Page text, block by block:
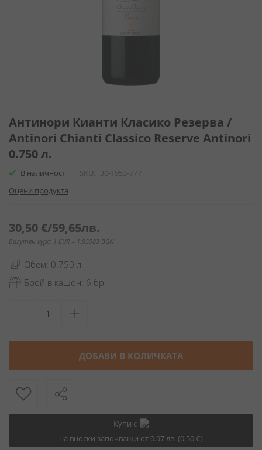
към
началото
на
галерия
снимки
Антинори Кианти Класико Резерва /
Antinori Chianti Classico Reserve Antinori
0.750 л.
В наличност SKU
30-1953-777
Оцени продукта
30,50 €/59,65лв.
Валутен курс: 1 EUR = 1.95583 BGN
Обем: 0.750 л.
Брой в кашон: 6 бр.
ДОБАВИ В КОЛИЧКАТА
Купи с
на вноски започващи от 0.97 лв. (0.50 €)